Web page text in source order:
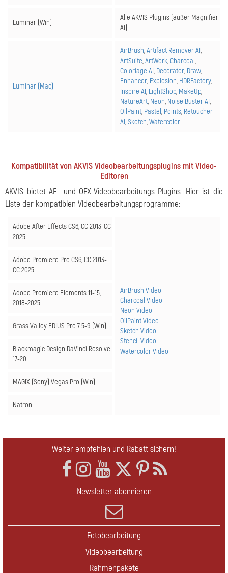
Luminar (Win)
Alle AKVIS Plugins (außer Magnifier
AI)
Luminar (Mac)
AirBrush,Artifact Remover AI,
ArtSuite,ArtWork,Charcoal,
Coloriage AI, Decorator, Draw,
Enhancer, Explosion, HDRFactory,
Inspire AI, LightShop, MakeUp,
NatureArt, Neon, Noise Buster AI,
OilPaint, Pastel, Points, Retoucher
AI,Sketch,Watercolor
Kompatibilität von AKVIS Videobearbeitungsplugins mit Video-
Editoren
AKVIS bietet AE- und OFX-Videobearbeitungs-Plugins. Hier ist die
Liste der kompatiblen Videobearbeitungsprogramme:
Adobe After Effects CS6, CC 2013-CC
2025
AirBrush Video
Charcoal Video
Neon Video
OilPaint Video
Sketch Video
Stencil Video
Watercolor Video
Adobe Premiere Pro CS6, CC 2013-
CC 2025
Adobe Premiere Elements 11-15,
2018-2025
Grass Valley EDIUS Pro 7.5-9 (Win)
Blackmagic Design DaVinci Resolve
17-20
MAGIX (Sony) Vegas Pro (Win)
Natron
Weiter empfehlen und Rabatt sichern!
Newsletter abonnieren
Fotobearbeitung
Videobearbeitung
Rahmenpakete